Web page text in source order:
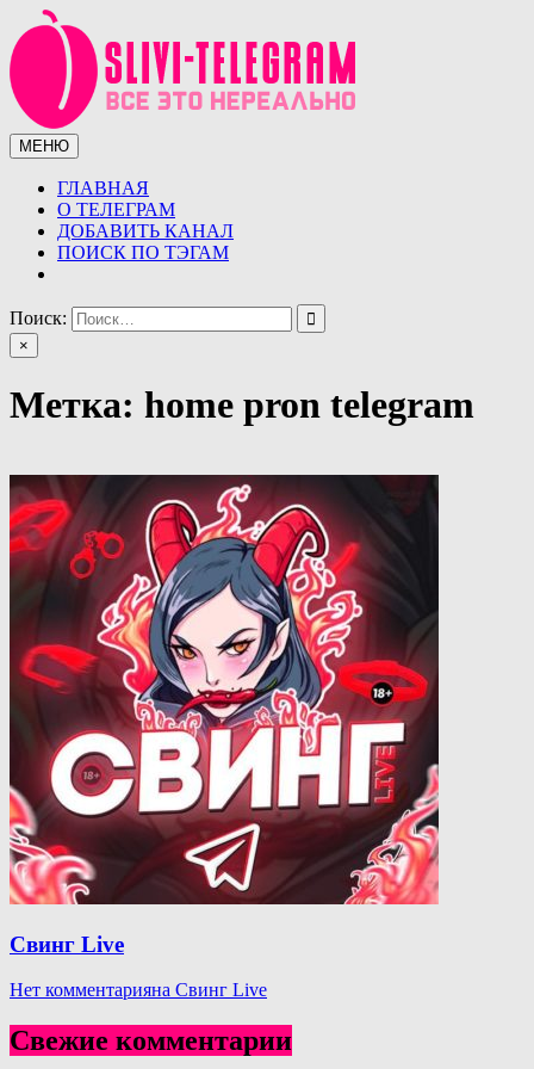
Перейти
к
содержимому
Сливы телеграмм (telegram)
Сливы ТГ (telegram) от курсов до слив знаменитостей.
Уникальная база слив ТГ
МЕНЮ
ГЛАВНАЯ
О ТЕЛЕГРАМ
ДОБАВИТЬ КАНАЛ
ПОИСК ПО ТЭГАМ
Поиск:
×
Метка: home pron telegram
Свинг Live
Нет комментарияна Свинг Live
Свежие комментарии